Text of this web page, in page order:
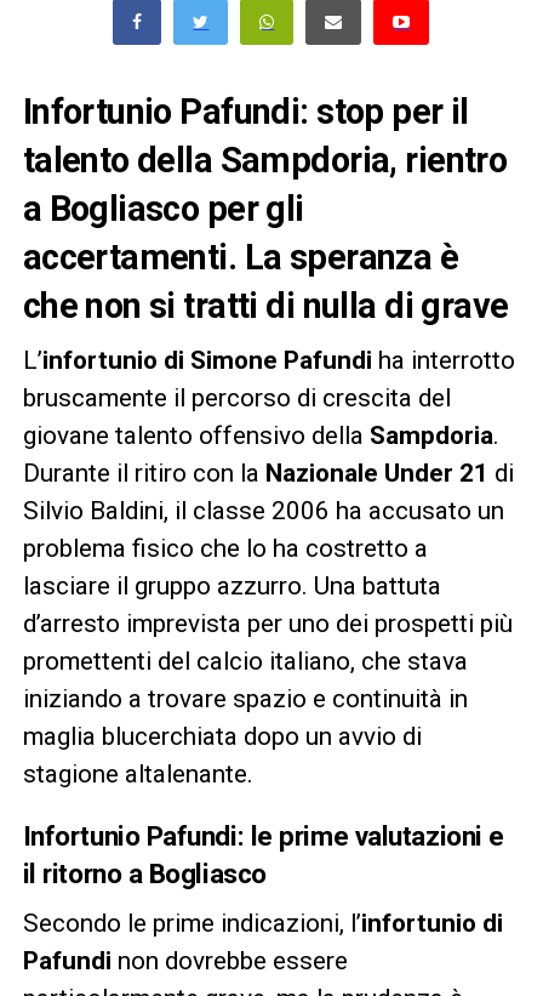
Infortunio Pafundi: stop per il
talento della Sampdoria, rientro
a Bogliasco per gli
accertamenti. La speranza è
che non si tratti di nulla di grave
L’infortunio di Simone Pafundi ha interrotto
bruscamente il percorso di crescita del
giovane talento offensivo della Sampdoria.
Durante il ritiro con la Nazionale Under 21 di
Silvio Baldini, il classe 2006 ha accusato un
problema fisico che lo ha costretto a
lasciare il gruppo azzurro. Una battuta
d’arresto imprevista per uno dei prospetti più
promettenti del calcio italiano, che stava
iniziando a trovare spazio e continuità in
maglia blucerchiata dopo un avvio di
stagione altalenante.
Infortunio Pafundi: le prime valutazioni e
il ritorno a Bogliasco
Secondo le prime indicazioni, l’infortunio di
Pafundi non dovrebbe essere